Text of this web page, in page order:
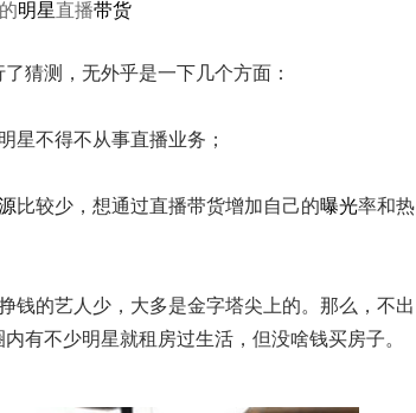
明星直播带货
了猜测，无外乎是一下几个方面：
星不得不从事直播业务；
比较少，想通过直播带货增加自己的曝光率和热
钱的艺人少，大多是金字塔尖上的。那么，不出
有不少明星就租房过生活，但没啥钱买房子。